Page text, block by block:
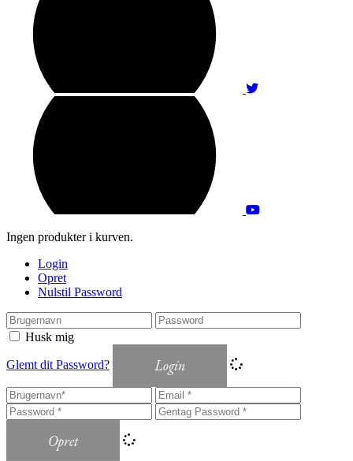
Ingen produkter i kurven.
Login
Opret
Nulstil Password
Husk mig
Glemt dit Password? Login
Opret